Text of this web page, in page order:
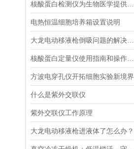
电热恒温细胞培养箱设置说明
方波电穿孔仪开拓细胞实验新境界
什么是紫外交联仪
紫外交联仪工作原理
大龙电动移液枪进液体了怎么办？